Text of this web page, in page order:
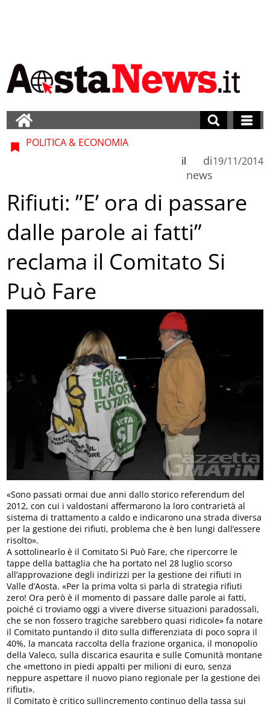
POLITICA & ECONOMIA
di
news
il 19/11/2014
Rifiuti: ”E’ ora di passare
dalle parole ai fatti”
reclama il Comitato Si
Può Fare
«Sono passati ormai due anni dallo storico referendum del
2012, con cui i valdostani affermarono la loro contrarietà al
sistema di trattamento a caldo e indicarono una strada diversa
per la gestione dei rifiuti, problema che è ben lungi dall’essere
risolto».
A sottolinearlo è il Comitato Si Può Fare, che ripercorre le
tappe della battaglia che ha portato nel 28 luglio scorso
all’approvazione degli indirizzi per la gestione dei rifiuti in
Valle d’Aosta. «Per la prima volta si parla di strategia rifiuti
zero! Ora però è il momento di passare dalle parole ai fatti,
poiché ci troviamo oggi a vivere diverse situazioni paradossali,
che se non fossero tragiche sarebbero quasi ridicole» fa notare
il Comitato puntando il dito sulla differenziata di poco sopra il
40%, la mancata raccolta della frazione organica, il monopolio
della Valeco, sulla discarica esaurita e sulle Comunità montane
che «mettono in piedi appalti per milioni di euro, senza
neppure aspettare il nuovo piano regionale per la gestione dei
rifiuti».
Il Comitato è critico sullincremento continuo della tassa sui